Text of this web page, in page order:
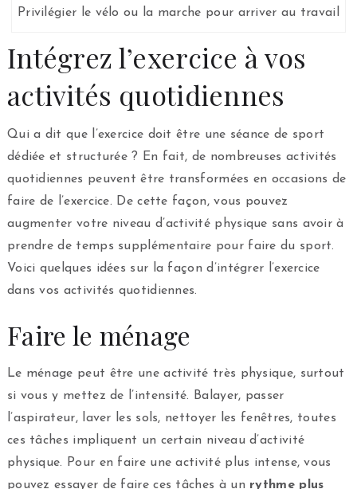
Privilégier le vélo ou la marche pour arriver au travail
Intégrez l’exercice à vos
activités quotidiennes
Qui a dit que l’exercice doit être une séance de sport
dédiée et structurée ? En fait, de nombreuses activités
quotidiennes peuvent être transformées en occasions de
faire de l’exercice. De cette façon, vous pouvez
augmenter votre niveau d’activité physique sans avoir à
prendre de temps supplémentaire pour faire du sport.
Voici quelques idées sur la façon d’intégrer l’exercice
dans vos activités quotidiennes.
Faire le ménage
Le ménage peut être une activité très physique, surtout
si vous y mettez de l’intensité. Balayer, passer
l’aspirateur, laver les sols, nettoyer les fenêtres, toutes
ces tâches impliquent un certain niveau d’activité
physique. Pour en faire une activité plus intense, vous
pouvez essayer de faire ces tâches à un rythme plus